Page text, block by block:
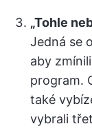
„Tohle
Jedná se
aby
program.
také
vybrali